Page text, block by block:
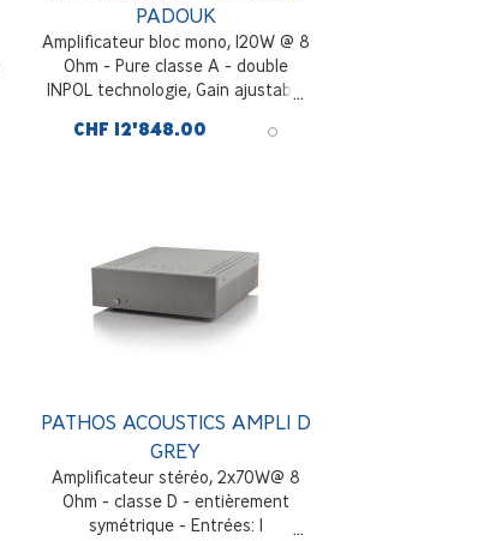
PADOUK
Amplificateur bloc mono, 120W @ 8
Ohm - Pure classe A - double
INPOL technologie, Gain ajustable
1 symétrique XLR, noir et padouk
CHF 12'848.00
PATHOS ACOUSTICS AMPLI D
GREY
Amplificateur stéréo, 2x70W@ 8
Ohm - classe D - entièrement
symétrique - Entrées: 1